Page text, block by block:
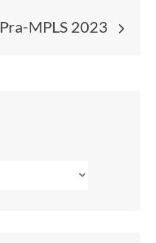
Pra-MPLS 2023